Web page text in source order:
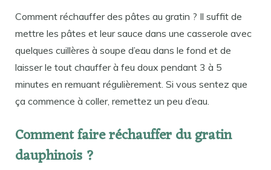
Comment réchauffer des pâtes au gratin ? Il suffit de
mettre les pâtes et leur sauce dans une casserole avec
quelques cuillères à soupe d’eau dans le fond et de
laisser le tout chauffer à feu doux pendant 3 à 5
minutes en remuant régulièrement. Si vous sentez que
ça commence à coller, remettez un peu d’eau.
Comment faire réchauffer du gratin
dauphinois ?